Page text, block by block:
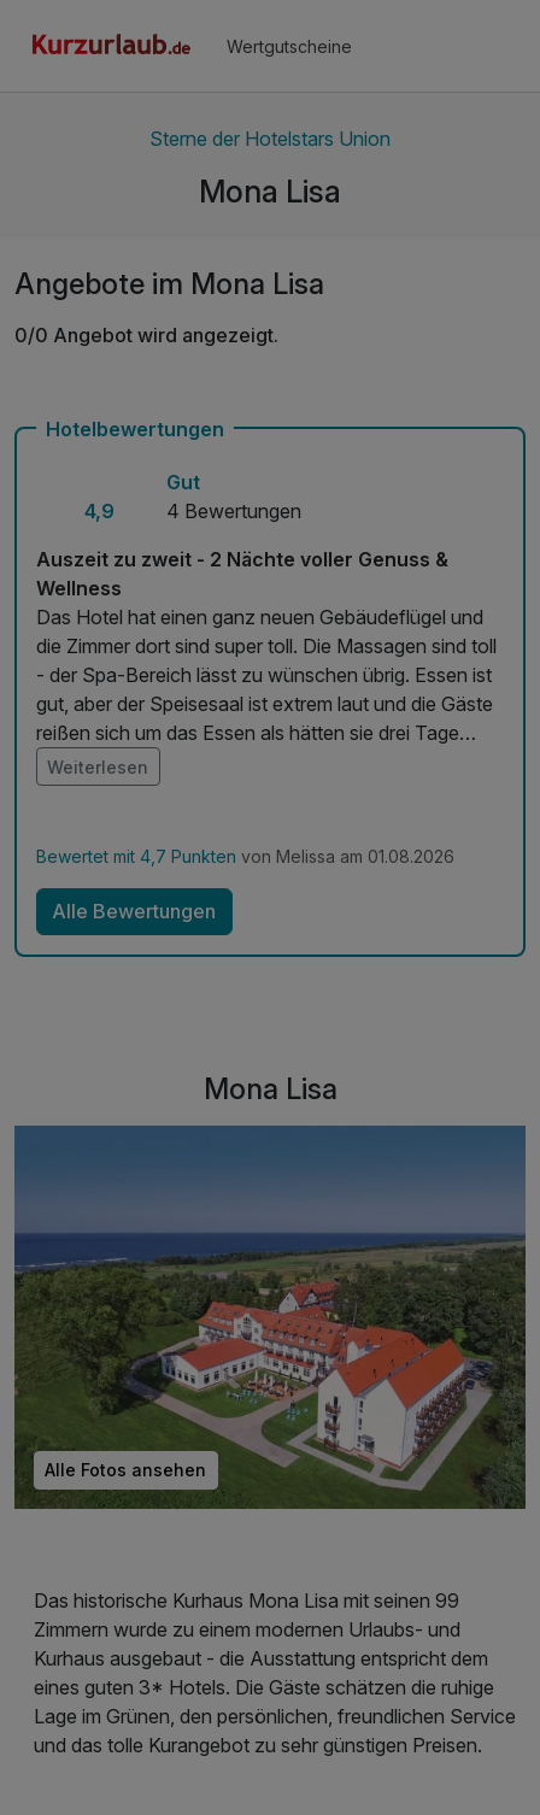
Wertgutscheine
Sterne der Hotelstars Union
Mona Lisa
Angebote im Mona Lisa
0/0 Angebot wird angezeigt.
Hotelbewertungen
4,9
Gut
4 Bewertungen
Auszeit zu zweit - 2 Nächte voller Genuss &
Wellness
Das Hotel hat einen ganz neuen Gebäudeflügel und
die Zimmer dort sind super toll. Die Massagen sind toll
- der Spa-Bereich lässt zu wünschen übrig. Essen ist
gut, aber der Speisesaal ist extrem laut und die Gäste
reißen sich um das Essen als hätten sie drei Tage
nichts gegessen. Die Bar ist sehr gemütlich und die
Getränke lecker. Ich würde auch wieder hinfahren.
Weiterlesen
Bewertet mit 4,7 Punkten von Melissa am 01.08.2026
Alle Bewertungen
Mona Lisa
Alle Fotos ansehen
Das historische Kurhaus Mona Lisa mit seinen 99
Zimmern wurde zu einem modernen Urlaubs- und
Kurhaus ausgebaut - die Ausstattung entspricht dem
eines guten 3* Hotels. Die Gäste schätzen die ruhige
Lage im Grünen, den persönlichen, freundlichen Service
und das tolle Kurangebot zu sehr günstigen Preisen.